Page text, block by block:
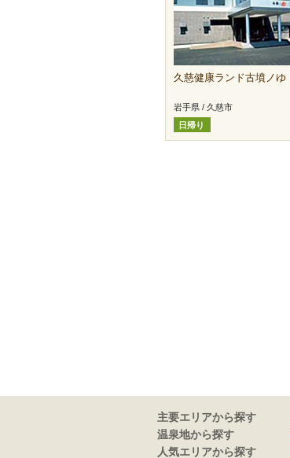
久慈健康ランド古墳ノゆ
岩手県 / 久慈市
日帰り
主要エリアから探す
温泉地から探す
人気エリアから探す